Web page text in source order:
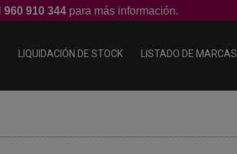
960 910 344para más información.
LIQUIDACIÓN DE STOCK LISTADO DE MARCAS